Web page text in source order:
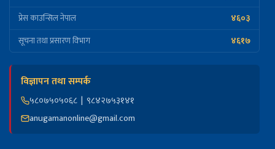
अदालतको आदेश
नेपाली चिया निर्यातमा गिरावट
पेट्रोल ५, डिजेल-मट्टीतेल ३ रुपैयाँ र हवाई इन्धनमा २०
मूल्य रुपैयाँ बढ्यो
प्रेस काउन्सिल नेपाल ४६०३
सूचना तथा प्रसारण विभाग ४६१७
विज्ञापन तथा सम्पर्क
५८०७५०५०६८ | ९८४२७५३१४१
anugamanonline@gmail.com